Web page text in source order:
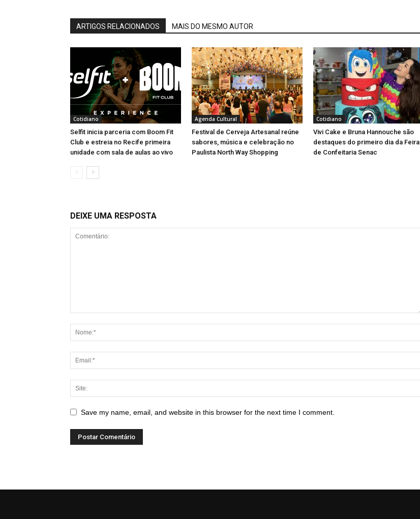
ARTIGOS RELACIONADOS MAIS DO MESMO AUTOR
Cotidiano
Selfit inicia parceria com Boom Fit
Club e estreia no Recife primeira
unidade com sala de aulas ao vivo
Agenda Cultural
Festival de Cerveja Artesanal reúne
sabores, música e celebração no
Paulista North Way Shopping
Cotidiano
Vivi Cake e Bruna Hannouche são
destaques do primeiro dia da Feira
de Confeitaria Senac
DEIXE UMA RESPOSTA
Save my name, email, and website in this browser for the next time I comment.